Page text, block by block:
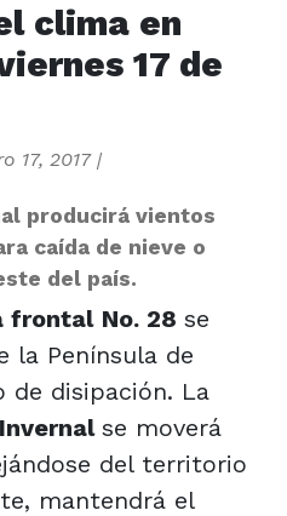
clima en
17 de
17, 2017|
producirá vientos
caída de nieve o
del país.
frontal No. 28 se
la Península de
de disipación. La
se moverá
del territorio
mantendrá el